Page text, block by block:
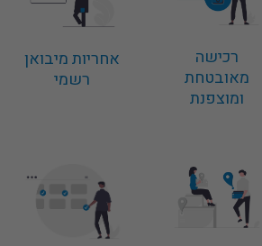
רכישה
מאובטחת
ומוצפנת
אחריות מיבואן
רשמי